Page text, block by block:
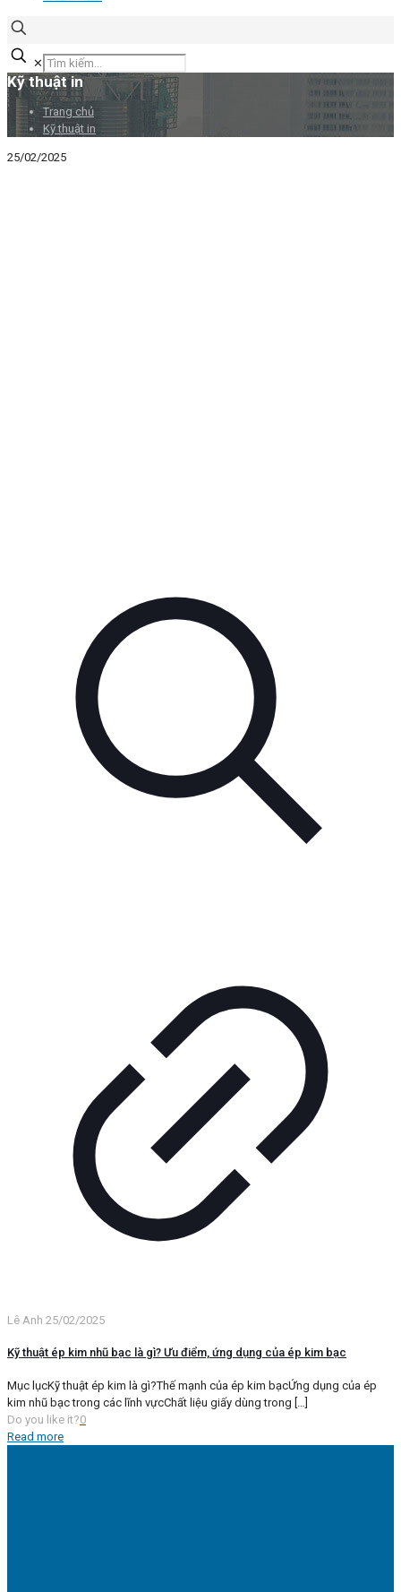
✕
Kỹ thuật in
Trang chủ
Kỹ thuật in
25/02/2025
Lê Anh 25/02/2025
Kỹ thuật ép kim nhũ bạc là gì? Ưu điểm, ứng dụng của ép kim bạc
Mục lụcKỹ thuật ép kim là gì?Thế mạnh của ép kim bạcỨng dụng của ép
kim nhũ bạc trong các lĩnh vựcChất liệu giấy dùng trong […]
Do you like it?0
Read more